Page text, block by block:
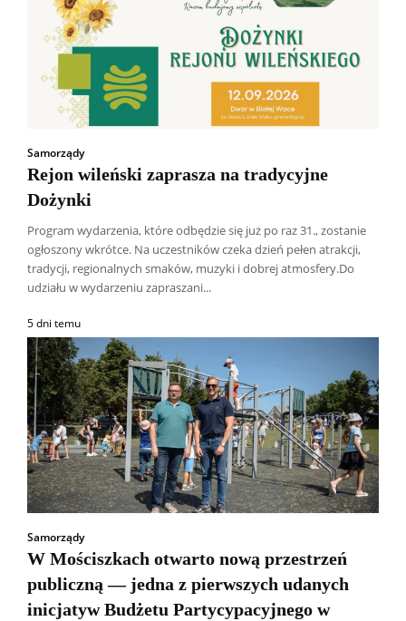
Samorządy
Rejon wileński zaprasza na tradycyjne
Dożynki
Program wydarzenia, które odbędzie się już po raz 31., zostanie
ogłoszony wkrótce. Na uczestników czeka dzień pełen atrakcji,
tradycji, regionalnych smaków, muzyki i dobrej atmosfery.Do
udziału w wydarzeniu zapraszani...
5 dni temu
Samorządy
W Mościszkach otwarto nową przestrzeń
publiczną — jedna z pierwszych udanych
inicjatyw Budżetu Partycypacyjnego w